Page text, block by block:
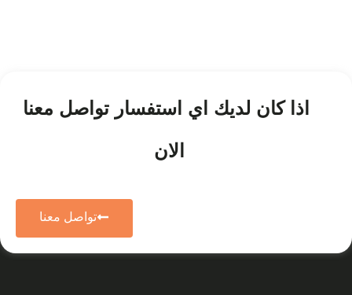
اذا كان لديك اي استفسار تواصل معنا
الان
تواصل معنا